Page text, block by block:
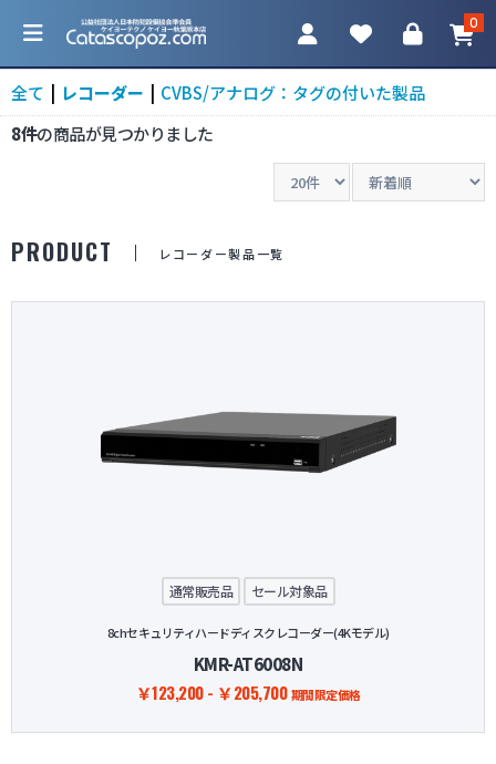
0
全て レコーダー
CVBS/アナログ：タグの付いた製品
8件の商品が見つかりました
PRODUCT レコーダー製品一覧
通常販売品 セール対象品
8chセキュリティハードディスクレコーダー(4Kモデル)
KMR-AT6008N
￥123,200 - ￥205,700期間限定価格
防犯カメラ
アクセサリ
お気に入り